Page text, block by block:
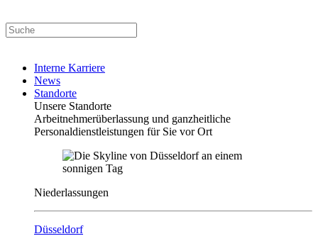
Interne Karriere
News
Standorte
Unsere Standorte
Arbeitnehmerüberlassung und ganzheitliche
Personaldienstleistungen für Sie vor Ort
Niederlassungen
Düsseldorf